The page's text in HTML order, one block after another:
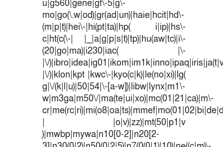
u|g560|gene|gf\-5|g\-
mo|go(\.w|od)|gr(ad|un)|haie|hcit|hd\-
(m|p|t)|hei\-|hi(pt|ta)|hp( i|ip)|hs\-
c|ht(c(\-| |_|a|g|p|s|t)|tp)|hu(aw|tc)|i\-
(20|go|ma)|i230|iac( |\-
|\/
|\/)|klon|kpt |kwc\-|kyo(c|k)|le(no|xi)|lg(
g|\/(k|l|u)|50|54|\-[a-w])|libw|lynx|m1\-
w|m3ga|m50\/|ma(te|ui|xo)|mc(01|21|ca)|m\-
| |o|v)|zz)|mt(50|p1|v
)|mwbp|mywa|n10[0-2]|n20[2-